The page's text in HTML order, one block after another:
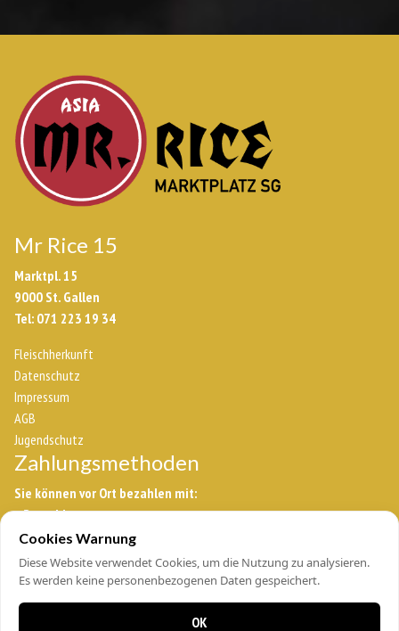
Mr Rice 15
Marktpl. 15
9000 St. Gallen
Tel: 071 223 19 34
Cookies Warnung
Diese Website verwendet Cookies, um die Nutzung zu analysieren.
Es werden keine personenbezogenen Daten gespeichert.
OK
Fleischherkunft
Datenschutz
Impressum
AGB
Jugendschutz
Zahlungsmethoden
Sie können vor Ort bezahlen mit:
– Barzahlung
– Twint
– Kreditkarte*
*Nur PostCard nicht möglich